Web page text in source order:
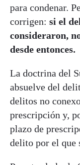
para condenar.
corrigen: si el
consideraron,
desde entonces.
La doctrina del
absuelve del
delitos no
prescripción y,
plazo de
delito por el que